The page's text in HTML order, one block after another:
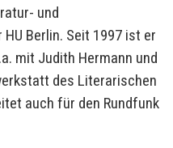
und
Berlin. Seit 1997 ist er
mit Judith Hermann und
des Literarischen
auch für den Rundfunk